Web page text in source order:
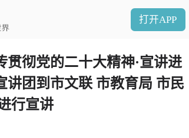
打开APP
贯彻党的二十大精神·宣讲进
讲团到市文联 市教育局 市民
行宣讲